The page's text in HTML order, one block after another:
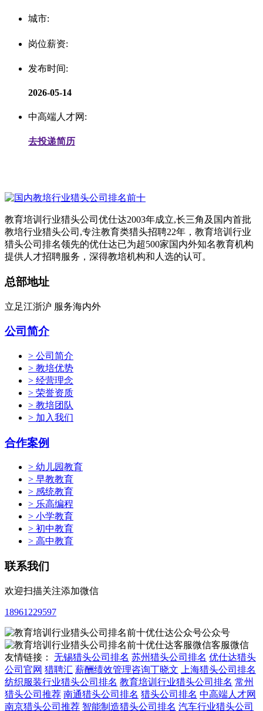
城市:
岗位薪资:
发布时间:
2026-05-14
中高端人才网:
去投递简历
教育培训行业猎头公司优仕达2003年成立,长三角及国内首批
教培行业猎头公司,专注教育类猎头招聘22年，教育培训行业
猎头公司排名领先的优仕达已为超500家国内外知名教育机构
提供人才招聘服务，深得教培机构和人选的认可。
总部地址
立足江浙沪 服务海内外
公司简介
> 公司简介
> 教培优势
> 经营理念
> 荣誉资质
> 教培团队
> 加入我们
合作案例
> 幼儿园教育
> 早教教育
> 感统教育
> 乐高编程
> 小学教育
> 初中教育
> 高中教育
联系我们
欢迎扫描关注添加微信
18961229597
公众号
客服微信
友情链接： 无锡猎头公司排名 苏州猎头公司排名 优仕达猎头
公司官网 猎聘汇 薪酬绩效管理咨询丁晓文
上海猎头公司排名
纺织服装行业猎头公司排名 教育培训行业猎头公司排名 常州
猎头公司推荐 南通猎头公司排名 猎头公司排名 中高端人才网
南京猎头公司推荐 智能制造猎头公司排名 汽车行业猎头公司